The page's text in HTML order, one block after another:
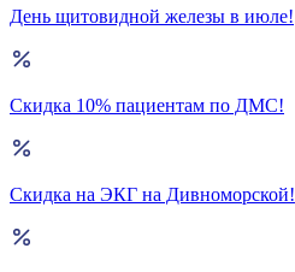
День щитовидной железы в июле!
Скидка 10% пациентам по ДМС!
Скидка на ЭКГ на Дивноморской!